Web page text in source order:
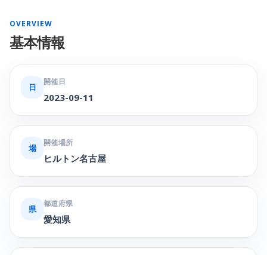
OVERVIEW
基本情報
日
開催日
2023-09-11
場
開催場所
ヒルトン名古屋
県
都道府県
愛知県